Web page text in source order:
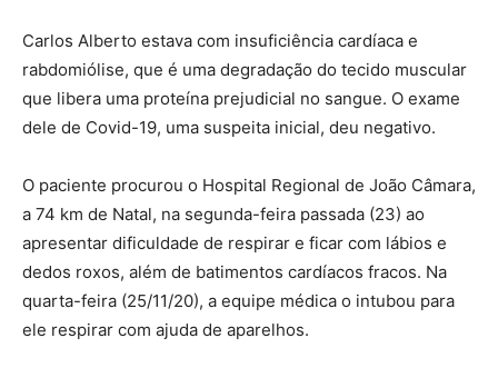
Carlos Alberto estava com insuficiência cardíaca e
rabdomiólise, que é uma degradação do tecido muscular
que libera uma proteína prejudicial no sangue. O exame
dele de Covid-19, uma suspeita inicial, deu negativo.
O paciente procurou o Hospital Regional de João Câmara,
a 74 km de Natal, na segunda-feira passada (23) ao
apresentar dificuldade de respirar e ficar com lábios e
dedos roxos, além de batimentos cardíacos fracos. Na
quarta-feira (25/11/20), a equipe médica o intubou para
ele respirar com ajuda de aparelhos.